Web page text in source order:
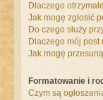
Dlaczego
Jak mogę zgłosić
Do czego służy
Dlaczego mój
Jak mogę
Formatowanie i
Czym są